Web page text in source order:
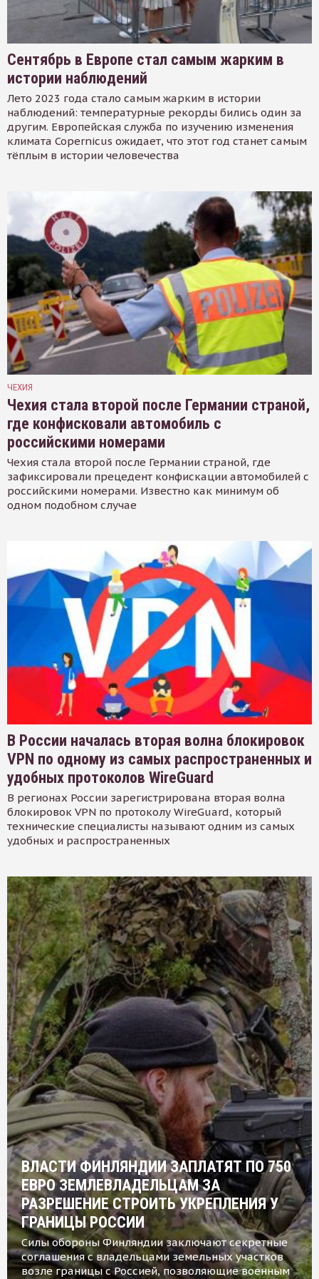
Сентябрь в Европе стал самым жарким в
истории наблюдений
Лето 2023 года стало самым жарким в истории
наблюдений: температурные рекорды бились один за
другим. Европейская служба по изучению изменения
климата Copernicus ожидает, что этот год станет самым
тёплым в истории человечества
ЧЕХИЯ
Чехия стала второй после Германии страной,
где конфисковали автомобиль с
российскими номерами
Чехия стала второй после Германии страной, где
зафиксировали прецедент конфискации автомобилей с
российскими номерами. Известно как минимум об
одном подобном случае
В России началась вторая волна блокировок
VPN по одному из самых распространенных и
удобных протоколов WireGuard
В регионах России зарегистрирована вторая волна
блокировок VPN по протоколу WireGuard, который
технические специалисты называют одним из самых
удобных и распространенных
ВЛАСТИ ФИНЛЯНДИИ ЗАПЛАТЯТ ПО 750
ЕВРО ЗЕМЛЕВЛАДЕЛЬЦАМ ЗА
РАЗРЕШЕНИЕ СТРОИТЬ УКРЕПЛЕНИЯ У
ГРАНИЦЫ РОССИИ
Силы обороны Финляндии заключают секретные
соглашения с владельцами земельных участков
возле границы с Россией, позволяющие военным